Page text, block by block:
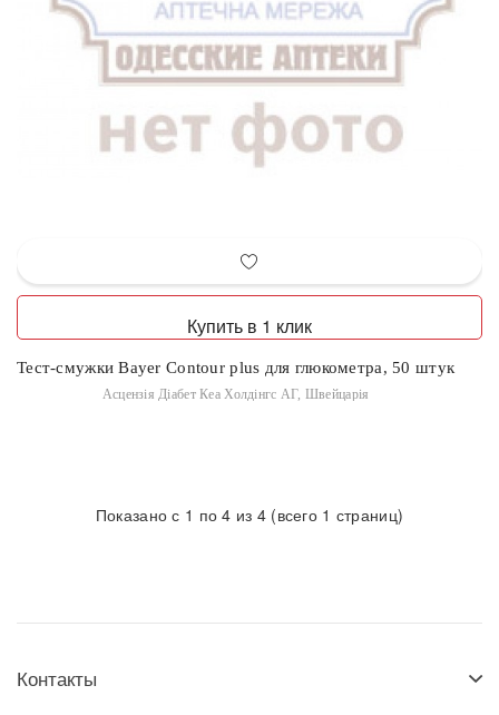
Купить в 1 клик
Тест-смужки Bayer Contour plus для глюкометра, 50 штук
Асцензія Діабет Кеа Холдінгс АГ, Швейцарія
Показано с 1 по 4 из 4 (всего 1 страниц)
Контакты